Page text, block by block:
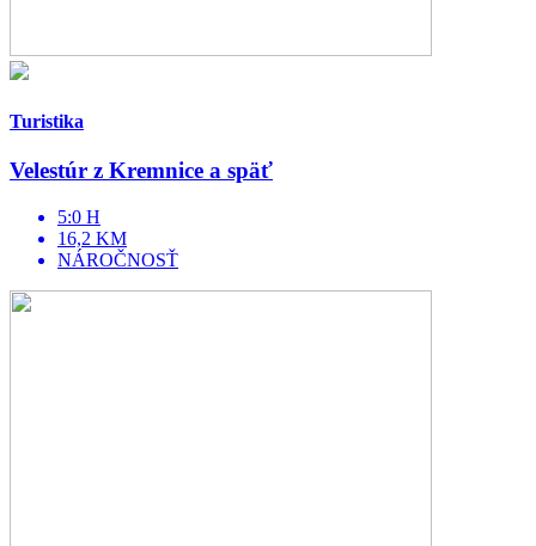
Turistika
Velestúr z Kremnice a späť
5:0 H
16,2 KM
NÁROČNOSŤ